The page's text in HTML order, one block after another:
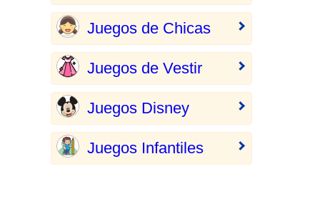
Juegos de Chicas
Juegos de Vestir
Juegos Disney
Juegos Infantiles